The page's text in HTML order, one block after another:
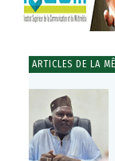
ARTICLES DE LA